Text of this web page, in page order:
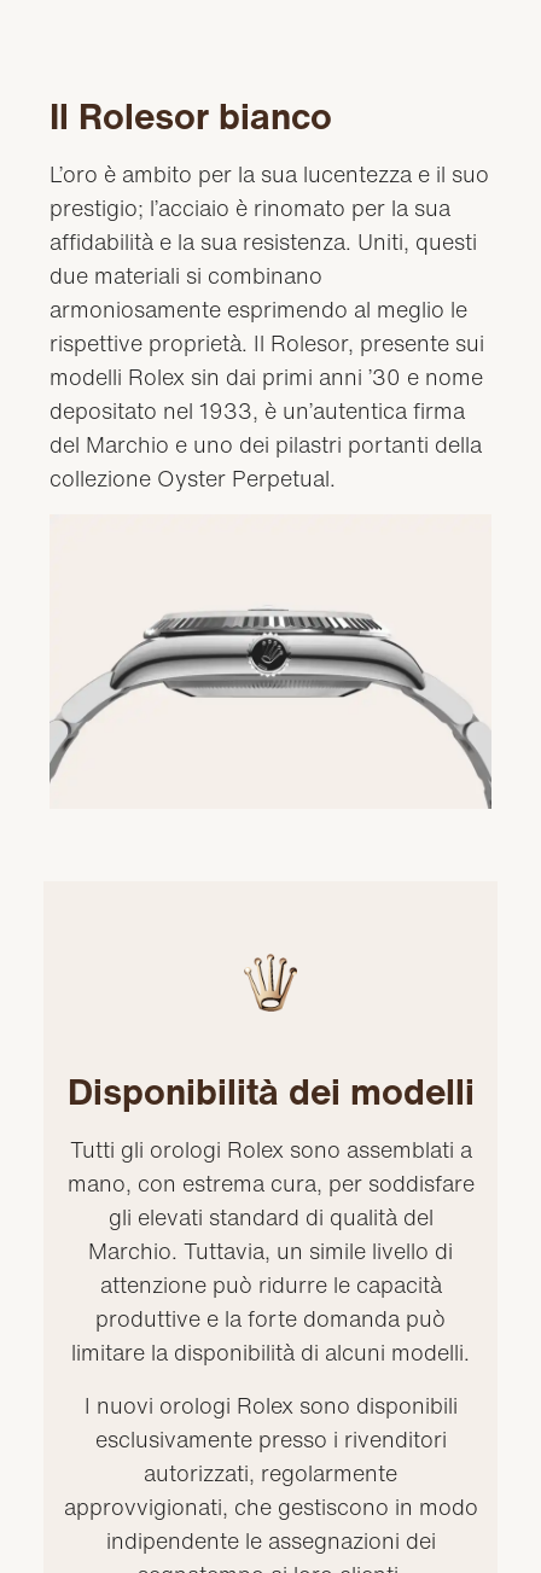
Il Rolesor bianco
L’oro è ambito per la sua lucentezza e il suo
prestigio; l’acciaio è rinomato per la sua
affidabilità e la sua resistenza. Uniti, questi
due materiali si combinano
armoniosamente esprimendo al meglio le
rispettive proprietà. Il Rolesor, presente sui
modelli Rolex sin dai primi anni ’30 e nome
depositato nel 1933, è un’autentica firma
del Marchio e uno dei pilastri portanti della
collezione Oyster Perpetual.
Disponibilità dei modelli
Tutti gli orologi Rolex sono assemblati a
mano, con estrema cura, per soddisfare
gli elevati standard di qualità del
Marchio. Tuttavia, un simile livello di
attenzione può ridurre le capacità
produttive e la forte domanda può
limitare la disponibilità di alcuni modelli.
I nuovi orologi Rolex sono disponibili
esclusivamente presso i rivenditori
autorizzati, regolarmente
approvvigionati, che gestiscono in modo
indipendente le assegnazioni dei